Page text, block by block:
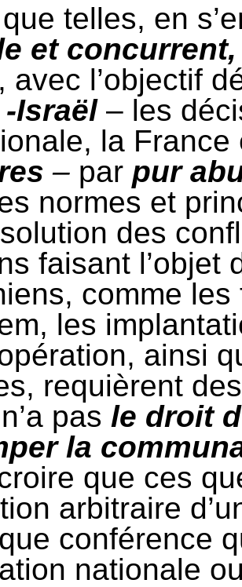
telles, en
et
avec l’objectif
Israël– les
la France
– par pur
normes et
des
faisant l’objet
comme
les
ainsi
requièrent
pas le droit
la
que ces
arbitraire
conférence
nationale